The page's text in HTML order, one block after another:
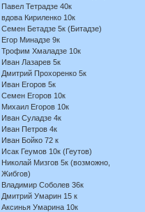
Павел Тетрадзе 40к
вдова Кириленко 10к
Семен Бетадзе 5к (Битадзе)
Егор Минадзе 9к
Трофим Хмаладзе 10к
Иван Лазарев 5к
Дмитрий Прохоренко 5к
Иван Егоров 5к
Семен Егоров 10к
Михаил Егоров 10к
Иван Суладзе 4к
Иван Петров 4к
Иван Бойко 72 к
Исак Геумов 10к (Геутов)
Николай Мизгов 5к (возможно,
Жибгов)
Владимир Соболев 36к
Дмитрий Умарин 15 к
Аксинья Умарина 10к